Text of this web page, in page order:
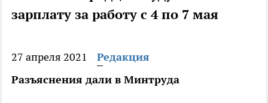
зарплату за работу с 4 по 7 мая
27 апреля 2021
Редакция
Разъяснения дали в Минтруда